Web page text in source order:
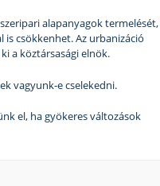
alapanyagok termelését,
is csökkenhet. Az urbanizáció
a köztársasági elnök.
vagyunk-e cselekedni.
el, ha gyökeres változások